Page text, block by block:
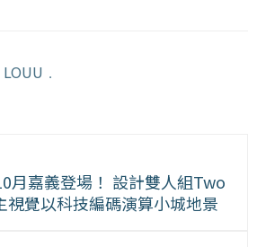
LOUU ﹒
月嘉義登場！ 設計雙人組Two
視覺以科技編碼演算小城地景